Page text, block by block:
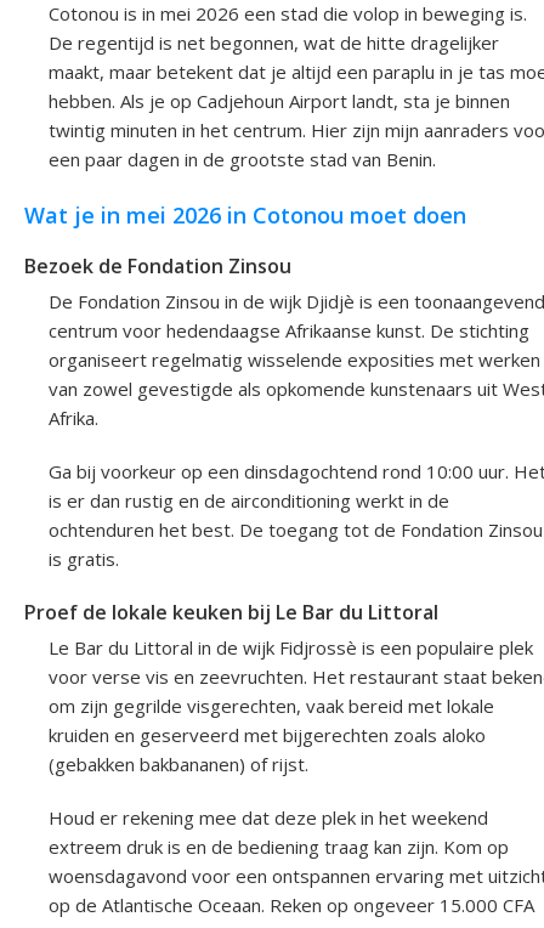
Cotonou is in mei 2026 een stad die volop in beweging is.
De regentijd is net begonnen, wat de hitte dragelijker
maakt, maar betekent dat je altijd een paraplu in je tas
hebben. Als je op Cadjehoun Airport landt, sta je binnen
twintig minuten in het centrum. Hier zijn mijn aanraders
een paar dagen in de grootste stad van Benin.
Wat je in mei 2026 in Cotonou moet doen
Bezoek de Fondation Zinsou
De Fondation Zinsou in de wijk Djidjè is een toonaangevend
centrum voor hedendaagse Afrikaanse kunst. De stichting
organiseert regelmatig wisselende exposities met werken
van zowel gevestigde als opkomende kunstenaars uit
Afrika.
Ga bij voorkeur op een dinsdagochtend rond 10:00 uur.
is er dan rustig en de airconditioning werkt in de
ochtenduren het best. De toegang tot de Fondation Zinsou
is gratis.
Proef de lokale keuken bij Le Bar du Littoral
Le Bar du Littoral in de wijk Fidjrossè is een populaire plek
voor verse vis en zeevruchten. Het restaurant staat
om zijn gegrilde visgerechten, vaak bereid met lokale
kruiden en geserveerd met bijgerechten zoals aloko
(gebakken bakbananen) of rijst.
Houd er rekening mee dat deze plek in het weekend
extreem druk is en de bediening traag kan zijn. Kom op
woensdagavond voor een ontspannen ervaring met
op de Atlantische Oceaan. Reken op ongeveer 15.000 CFA